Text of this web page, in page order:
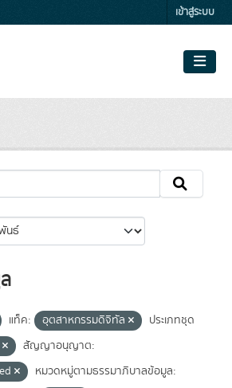
เข้าสู่ระบบ
แท็ค: อุตสาหกรรมดิจิทัล
ประเภทชุด
สัญญาอนุญาต:
หมวดหมู่ตามธรรมาภิบาลข้อมูล: